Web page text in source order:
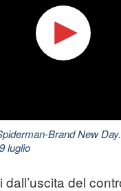
Brand New
luglio
dall’uscita del